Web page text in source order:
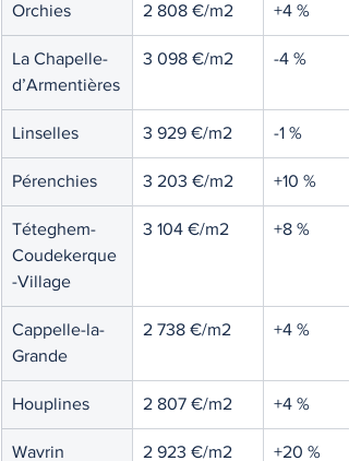
Orchies 2 808 €/m2 +4 %
La Chapelle-
d’Armentières
3 098 €/m2 -4 %
Linselles 3 929 €/m2 -1 %
Pérenchies 3 203 €/m2 +10 %
Téteghem-
Coudekerque
-Village
3 104 €/m2 +8 %
Cappelle-la-
Grande
2 738 €/m2 +4 %
Houplines 2 807 €/m2 +4 %
Wavrin 2 923 €/m2 +20 %